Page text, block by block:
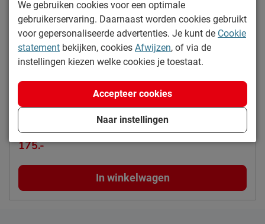
Yes, dit wordt hem!
Uitschuifbureau voor halfhoogslaper
175.-
In winkelwagen
We gebruiken cookies voor een optimale
gebruikerservaring. Daarnaast worden cookies gebruikt
voor gepersonaliseerde advertenties. Je kunt de Cookie
statement bekijken, cookies Afwijzen, of via de
instellingen kiezen welke cookies je toestaat.
Naar instellingen
Accepteer cookies